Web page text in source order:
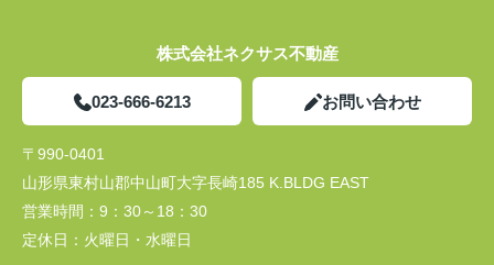
株式会社ネクサス不動産
023-666-6213 お問い合わせ
〒990-0401
山形県東村山郡中山町大字長崎185 K.BLDG EAST
営業時間： 9：30～18：30
定休日： 火曜日・水曜日